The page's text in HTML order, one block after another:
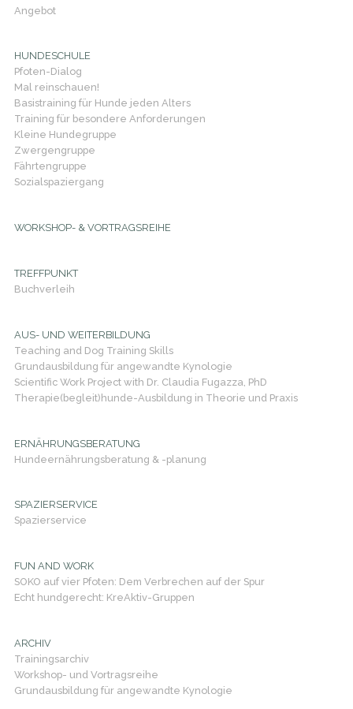
Angebot
HUNDESCHULE
Pfoten-Dialog
Mal reinschauen!
Basistraining für Hunde jeden Alters
Training für besondere Anforderungen
Kleine Hundegruppe
Zwergengruppe
Fährtengruppe
Sozialspaziergang
WORKSHOP- & VORTRAGSREIHE
TREFFPUNKT
Buchverleih
AUS- UND WEITERBILDUNG
Teaching and Dog Training Skills
Grundausbildung für angewandte Kynologie
Scientific Work Project with Dr. Claudia Fugazza, PhD
Therapie(begleit)hunde-Ausbildung in Theorie und Praxis
ERNÄHRUNGSBERATUNG
Hundeernährungsberatung & -planung
SPAZIERSERVICE
Spazierservice
FUN AND WORK
SOKO auf vier Pfoten: Dem Verbrechen auf der Spur
Echt hundgerecht: KreAktiv-Gruppen
ARCHIV
Trainingsarchiv
Workshop- und Vortragsreihe
Grundausbildung für angewandte Kynologie